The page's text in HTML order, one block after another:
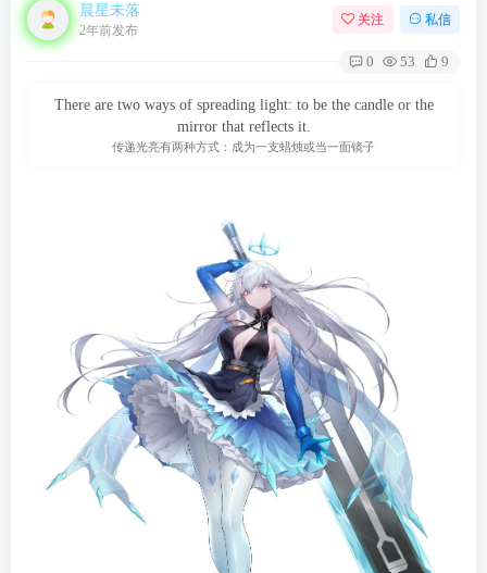
晨星未落
2年前发布
关注 私信
0 53 9
There are two ways of spreading light: to be the candle or the
mirror that reflects it.
传递光亮有两种方式：成为一支蜡烛或当一面镜子